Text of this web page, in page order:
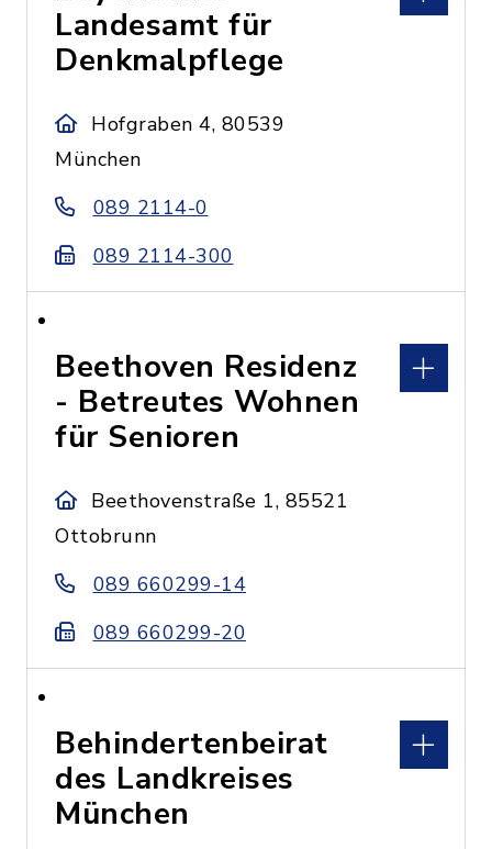
Landesamt für
Denkmalpflege
Hofgraben 4, 80539
München
089 2114-0
089 2114-300
Beethoven Residenz
- Betreutes Wohnen
für Senioren
Beethovenstraße 1, 85521
Ottobrunn
089 660299-14
089 660299-20
Behindertenbeirat
des Landkreises
München